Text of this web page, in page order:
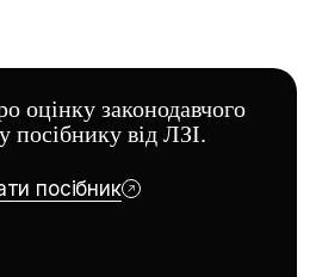
оцінку законодавчого
від ЛЗІ.
посібник